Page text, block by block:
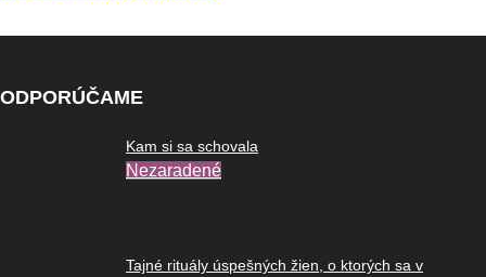
ODPORÚČAME
Kam si sa schovala
Nezaradené
Tajné rituály úspešných žien, o ktorých sa v